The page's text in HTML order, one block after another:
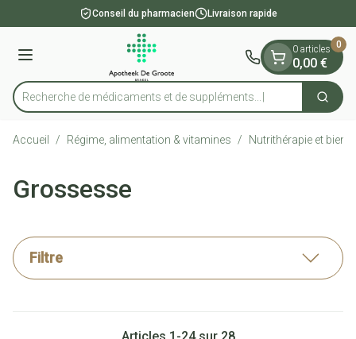
Aller au contenu
1 de 1Conseil du pharmacien Livraison rapide
Menu
Rechercher
Recherche de médicaments e
0 articles
0,00 €
0
Accueil / Régime, alimentation & vitamines / Nutrithérapie et bien-
Grossesse
Filtre